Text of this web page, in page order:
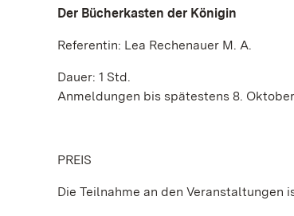
Der Bücherkasten der Königin
Referentin: Lea Rechenauer M. A.
Dauer: 1 Std.
Anmeldungen bis spätestens 8.
PREIS
Die Teilnahme an den Veranstaltungen